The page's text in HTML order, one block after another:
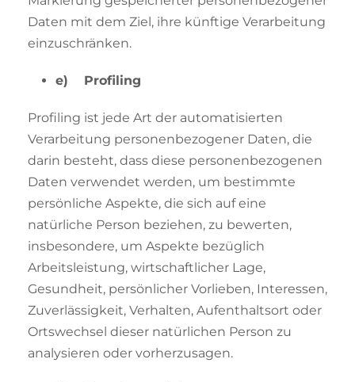
Daten mit dem Ziel, ihre künftige Verarbeitung
einzuschränken.
e) Profiling
Profiling ist jede Art der automatisierten
Verarbeitung personenbezogener Daten, die
darin besteht, dass diese personenbezogenen
Daten verwendet werden, um bestimmte
persönliche Aspekte, die sich auf eine
natürliche Person beziehen, zu bewerten,
insbesondere, um Aspekte bezüglich
Arbeitsleistung, wirtschaftlicher Lage,
Gesundheit, persönlicher Vorlieben, Interessen,
Zuverlässigkeit, Verhalten, Aufenthaltsort oder
Ortswechsel dieser natürlichen Person zu
analysieren oder vorherzusagen.